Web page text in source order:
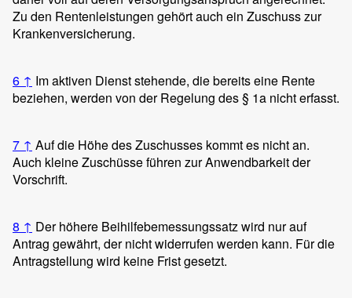
Zu den Rentenleistungen gehört auch ein Zuschuss zur
Krankenversicherung.
6 ↑ Im aktiven Dienst stehende, die bereits eine Rente
beziehen, werden von der Regelung des § 1a nicht erfasst.
7 ↑ Auf die Höhe des Zuschusses kommt es nicht an.
Auch kleine Zuschüsse führen zur Anwendbarkeit der
Vorschrift.
8 ↑ Der höhere Beihilfebemessungssatz wird nur auf
Antrag gewährt, der nicht widerrufen werden kann. Für die
Antragstellung wird keine Frist gesetzt.